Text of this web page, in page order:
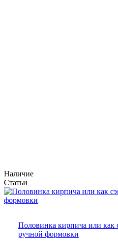
Наличие
Статьи
Половинка кирпича или как
ручной формовки